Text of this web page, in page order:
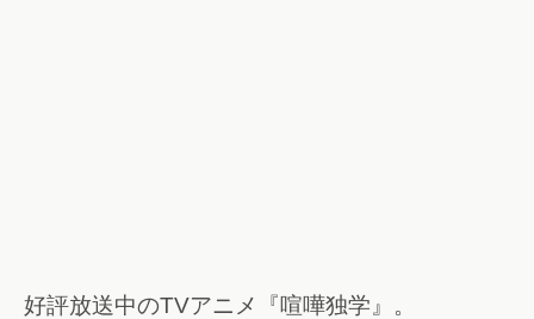
好評放送中のTVアニメ『喧嘩独学』。